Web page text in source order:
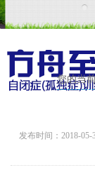
您的当
发布时间：2018-05-